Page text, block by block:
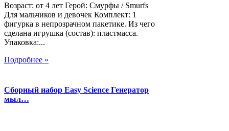
Возраст: от 4 лет Герой: Смурфы / Smurfs
Для мальчиков и девочек Комплект: 1
фигурка в непрозрачном пакетике. Из чего
сделана игрушка (состав): пластмасса.
Упаковка:...
Подробнее »
Сборный набор Easy Science Генератор
мыл…